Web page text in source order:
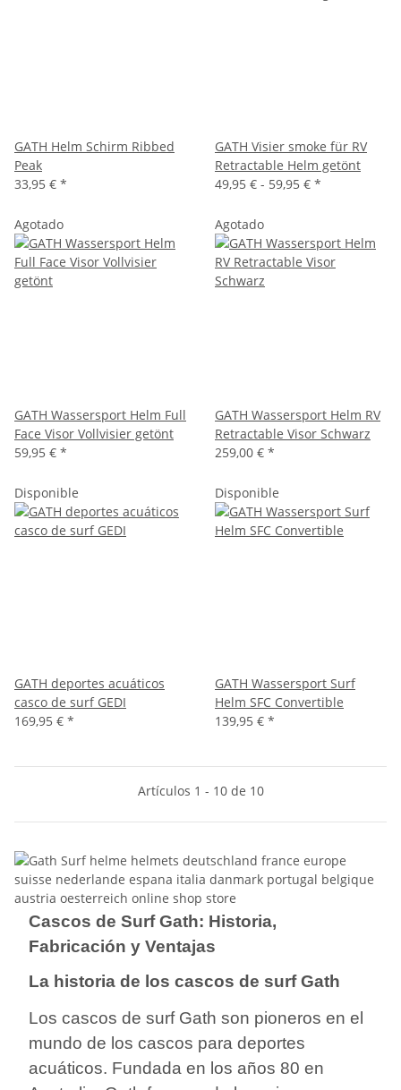
GATH Helm Schirm Ribbed
Peak
33,95 € *
GATH Visier smoke für RV
Retractable Helm getönt
49,95 € - 59,95 € *
Agotado
GATH Wassersport Helm Full
Face Visor Vollvisier getönt
59,95 € *
Agotado
GATH Wassersport Helm RV
Retractable Visor Schwarz
259,00 € *
Disponible
GATH deportes acuáticos
casco de surf GEDI
169,95 € *
Disponible
GATH Wassersport Surf
Helm SFC Convertible
139,95 € *
Artículos 1 - 10 de 10
Cascos de Surf Gath: Historia,
Fabricación y Ventajas
La historia de los cascos de surf Gath
Los cascos de surf Gath son pioneros en el
mundo de los cascos para deportes
acuáticos. Fundada en los años 80 en